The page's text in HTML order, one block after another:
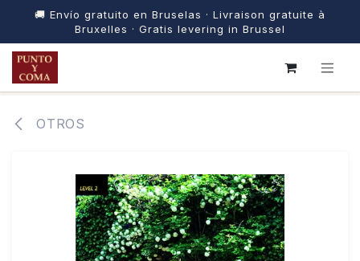
🚚 Envío gratuito en Bruselas · Livraison gratuite à
Bruxelles · Gratis levering in Brussel
IR AL CONTENIDO
OTROS